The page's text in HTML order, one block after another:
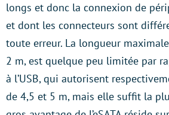
longs et donc la connexion de
et dont les connecteurs sont
toute erreur. La longueur
2 m, est quelque peu limitée par
à l’USB, qui autorisent
de 4,5 et 5 m, mais elle suffit la